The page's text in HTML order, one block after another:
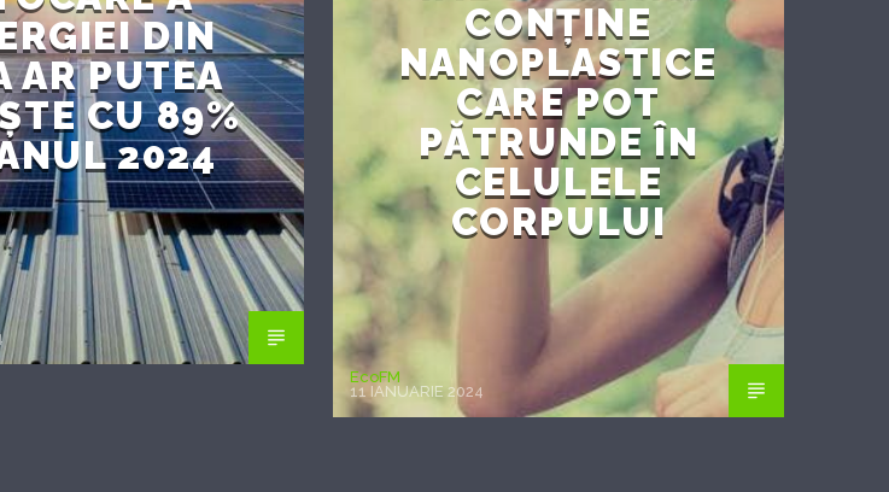
DIN
AR PUTEA
CU 89%
2024
CONȚINE
NANOPLASTICE
CARE POT
PĂTRUNDE ÎN
CELULELE
CORPULUI
EcoFM
11 IANUARIE 2024